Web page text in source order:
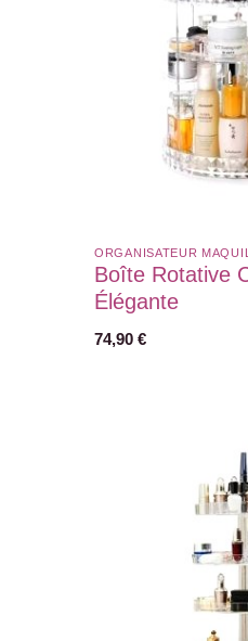
ORGANISATEUR
Boîte Rotative
Élégante
74,90 €